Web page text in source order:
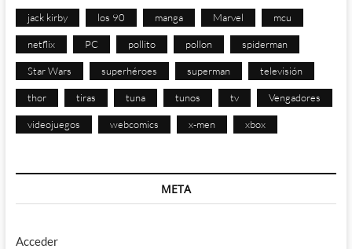
jack kirby los 90 manga Marvel mcu
netflix PC pollito pollon spiderman
Star Wars superhéroes superman televisión
thor tiras tuna tunos tv Vengadores
videojuegos webcomics x-men xbox
META
Acceder